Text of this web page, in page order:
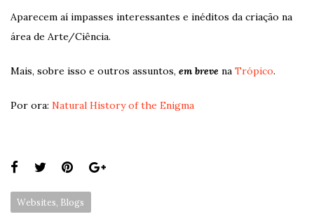
Aparecem aí impasses interessantes e inéditos da criação na
área de Arte/Ciência.
Mais, sobre isso e outros assuntos, em breve na Trópico.
Por ora: Natural History of the Enigma
Share
page:
Categories:
Websites, Blogs